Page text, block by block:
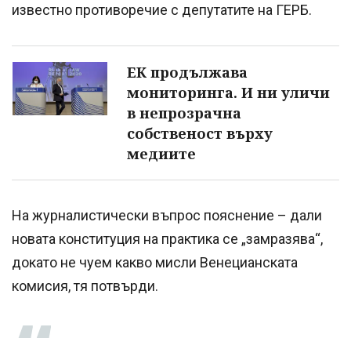
известно противоречие с депутатите на ГЕРБ.
ЕК продължава
мониторинга. И ни уличи
в непрозрачна
собственост върху
медиите
На журналистически въпрос пояснение – дали
новата конституция на практика се „замразява“,
докато не чуем какво мисли Венецианската
комисия, тя потвърди.